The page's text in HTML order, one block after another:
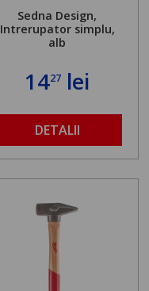
Sedna Design,
Intrerupator simplu,
alb
1427 lei
DETALII